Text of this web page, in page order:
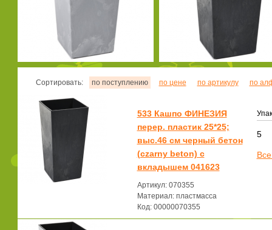
Сортировать: по поступлению по цене по артикулу по
533 Кашпо ФИНЕЗИЯ
перер. пластик 25*25;
выс.46 см черный бетон
(czarny beton) с
вкладышем 041623
Артикул: 070355
Материал: пластмасса
Код: 00000070355
5